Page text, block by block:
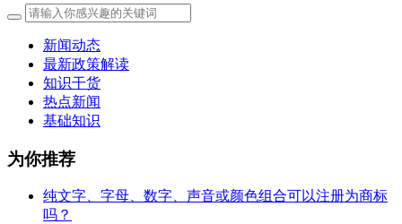
新闻动态
最新政策解读
知识干货
热点新闻
基础知识
为你推荐
纯文字、字母、数字、声音或颜色组合可以注册为商标
吗？